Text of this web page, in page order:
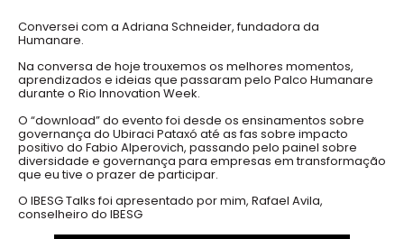
Conversei com a Adriana Schneider, fundadora da
Humanare.
Na conversa de hoje trouxemos os melhores momentos,
aprendizados e ideias que passaram pelo Palco Humanare
durante o Rio Innovation Week.
O “download” do evento foi desde os ensinamentos sobre
governança do Ubiraci Pataxó até as fas sobre impacto
positivo do Fabio Alperovich, passando pelo painel sobre
diversidade e governança para empresas em transformação
que eu tive o prazer de participar.
O IBESG Talks foi apresentado por mim, Rafael Avila,
conselheiro do IBESG